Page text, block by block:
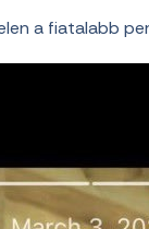
a fiatalabb